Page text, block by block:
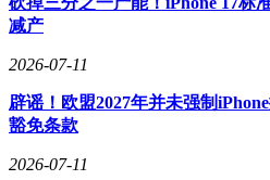
减产
2026-07-11
辟谣！欧盟2027年并未强制
豁免条款
2026-07-11